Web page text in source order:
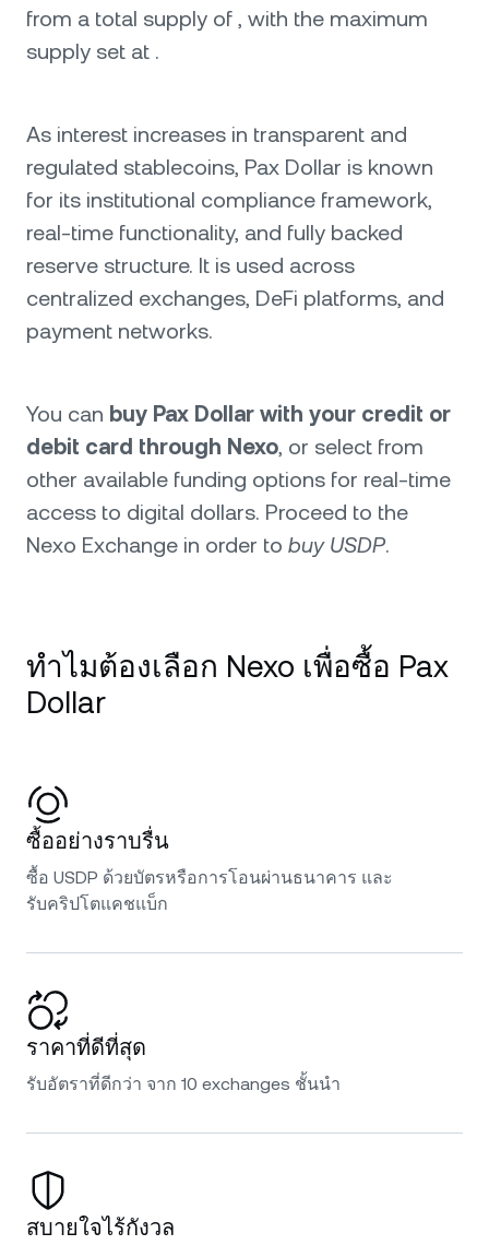
from a total supply of , with the maximum
supply set at .
As interest increases in transparent and
regulated stablecoins, Pax Dollar is known
for its institutional compliance framework,
real-time functionality, and fully backed
reserve structure. It is used across
centralized exchanges, DeFi platforms, and
payment networks.
You can buy Pax Dollar with your credit or
debit card through Nexo, or select from
other available funding options for real-time
access to digital dollars. Proceed to the
Nexo Exchange in order to buy USDP.
ทำไมต้องเลือก Nexo เพื่อซื้อ Pax
Dollar
ซื้ออย่างราบรื่น
ซื้อ USDP ด้วยบัตรหรือการโอนผ่านธนาคาร และ
รับคริปโตแคชแบ็ก
ราคาที่ดีที่สุด
รับอัตราที่ดีกว่า จาก 10 exchanges ชั้นนำ
สบายใจไร้กังวล